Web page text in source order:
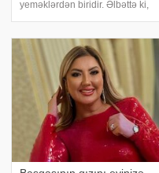
yeməklərdən biridir. Əlbəttə ki,
məsləhət görülmür. O, yalnız
həzm sistemini yükləmir, eyni